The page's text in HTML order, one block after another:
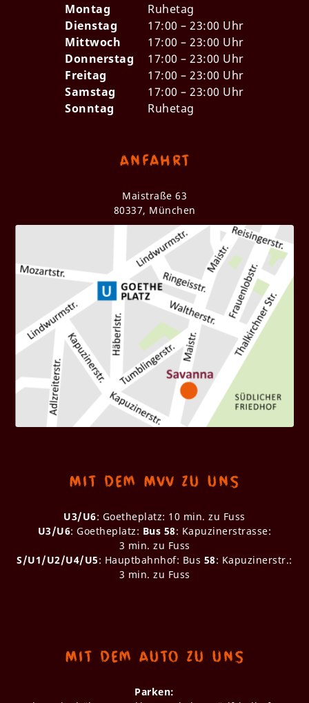
Montag
Ruhetag
Dienstag
17:00 – 23:00 Uhr
Mittwoch
17:00 – 23:00 Uhr
Donnerstag
17:00 – 23:00 Uhr
Freitag
17:00 – 23:00 Uhr
Samstag
17:00 – 23:00 Uhr
Sonntag
Ruhetag
Anfahrt
Maistraße 63
80337, München
Mit dem MVV zu uns
U3/U6: Goetheplatz: 10 min. zu Fuss
U3/U6: Goetheplatz: Bus 58: Kapuzinerstrasse:
3 min. zu Fuss
S/U1/U2/U4/U5: Hauptbahnhof: Bus 58: Kapuzinerstr.:
3 min. zu Fuss
Mit dem Auto zu uns
Parken: